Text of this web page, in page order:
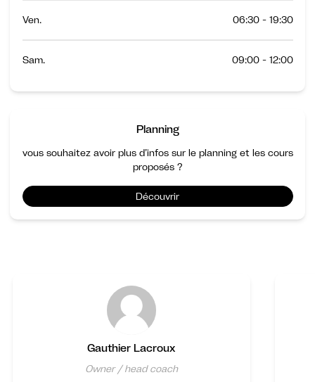
Planning
vous souhaitez avoir plus d’infos sur le planning et les cours
proposés ?
Découvrir
Ven. 06:30 - 19:30
Sam. 09:00 - 12:00
Gauthier Lacroux
Owner / head coach